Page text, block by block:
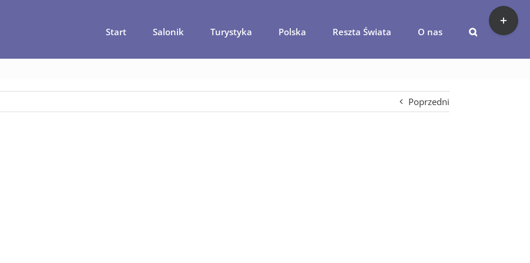
Start Salonik Turystyka Polska Reszta Świata O nas
Pogoda dla bogatych – ile kosztują wakacje nad morzem ?
Poprzedni
Toggle
Sliding
Bar